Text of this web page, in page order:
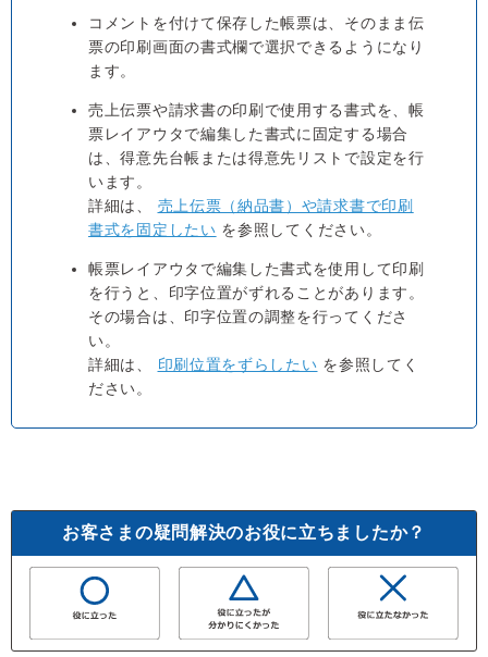
コメントを付けて保存した帳票は、そのまま伝
票の印刷画面の書式欄で選択できるようになり
ます。
売上伝票や請求書の印刷で使用する書式を、帳
票レイアウタで編集した書式に固定する場合
は、得意先台帳または得意先リストで設定を行
います。
詳細は、 売上伝票（納品書）や請求書で印刷
書式を固定したい を参照してください。
帳票レイアウタで編集した書式を使用して印刷
を行うと、印字位置がずれることがあります。
その場合は、印字位置の調整を行ってくださ
い。
詳細は、 印刷位置をずらしたい を参照してく
ださい。
お客さまの疑問解決のお役に立ちましたか？